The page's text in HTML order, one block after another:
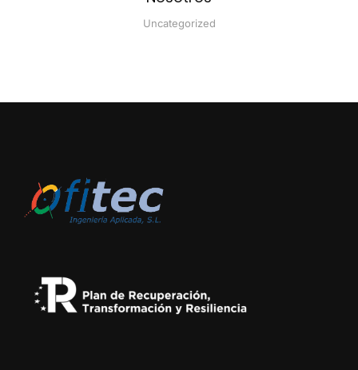
Uncategorized